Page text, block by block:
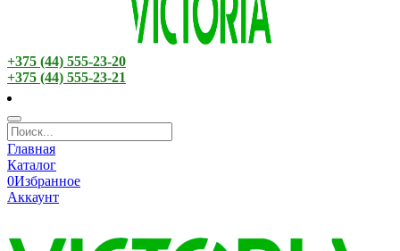
+375 (44) 555-23-20
+375 (44) 555-23-21
Главная
Каталог
0Избранное
Аккаунт